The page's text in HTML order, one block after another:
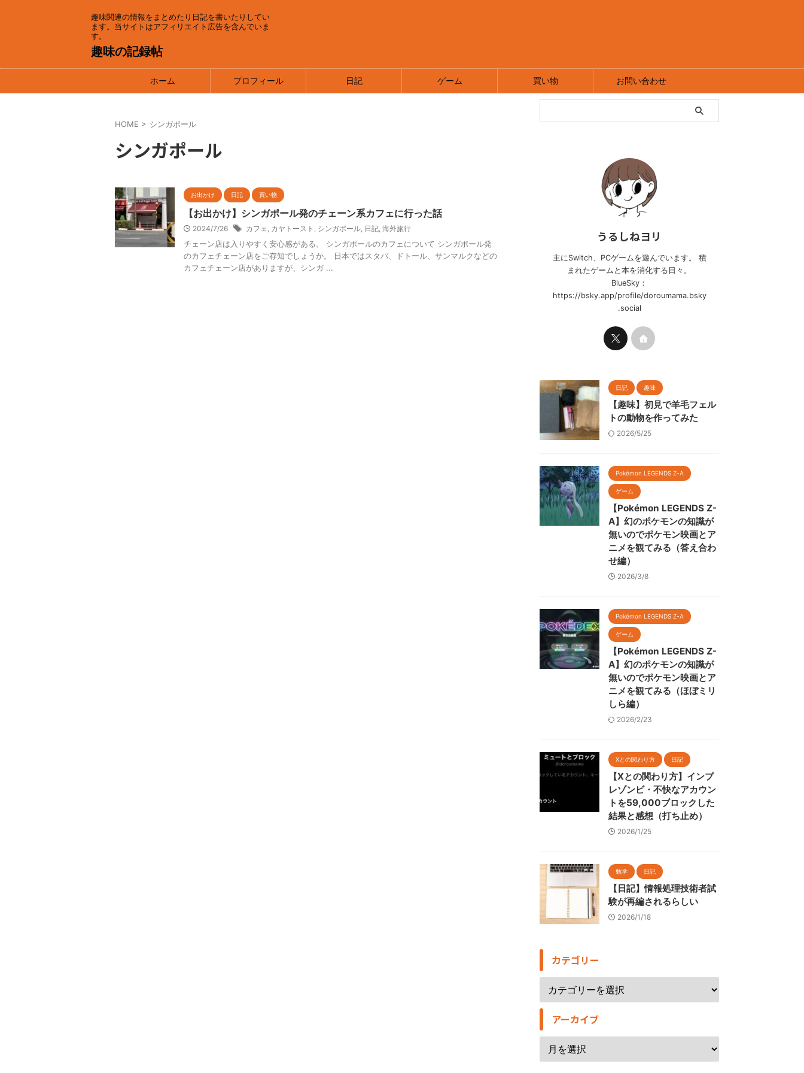
趣味関連の情報をまとめたり日記を書いたりしてい
ます。当サイトはアフィリエイト広告を含んでいま
す。
趣味の記録帖
ホーム プロフィール 日記 ゲーム 買い物 お問い合わせ
HOME > シンガポール
シンガポール
お出かけ 日記 買い物
【お出かけ】シンガポール発のチェーン系カフェに行った話
2024/7/26 カフェ, カヤトースト , シンガポール, 日記, 海外旅行
チェーン店は入りやすく安心感がある。 シンガポールのカフェについて シンガポール発
のカフェチェーン店をご存知でしょうか。 日本ではスタバ、ドトール、サンマルクなどの
カフェチェーン店がありますが、シンガ ...
うるしねヨリ
主にSwitch、PCゲームを遊んでいます。 積
まれたゲームと本を消化する日々。
BlueSky：
https://bsky.app/profile/doroumama.bsky
.social
日記 趣味
【趣味】初見で羊毛フェル
トの動物を作ってみた
2026/5/25
Pokémon LEGENDS Z-A
ゲーム
【Pokémon LEGENDS Z-
A】幻のポケモンの知識が
無いのでポケモン映画とア
ニメを観てみる（答え合わ
せ編）
2026/3/8
Pokémon LEGENDS Z-A
ゲーム
【Pokémon LEGENDS Z-
A】幻のポケモンの知識が
無いのでポケモン映画とア
ニメを観てみる（ほぼミリ
しら編）
2026/2/23
Xとの関わり方 日記
【Xとの関わり方】インプ
レゾンビ・不快なアカウン
トを59,000ブロックした
結果と感想（打ち止め）
2026/1/25
勉学 日記
【日記】情報処理技術者試
験が再編されるらしい
2026/1/18
カテゴリー
アーカイブ